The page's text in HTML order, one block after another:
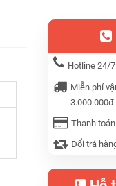
Hotline 24/
Miễn phí
3.000.000đ
Thanh
Đổi trả